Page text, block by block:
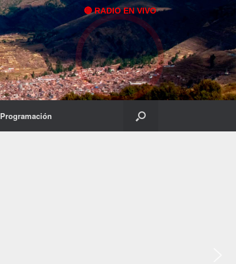
🔴 RADIO EN VIVO
Programación